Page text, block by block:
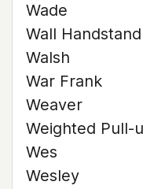
Wade
Wall
Walsh
War Frank
Weaver
Weighted Pull-
Wes
Wesley